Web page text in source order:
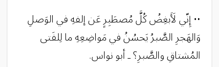
•• إِنّي لَأَبغِضُ كُلَّ مُصطَبِرٍ عَن إلفهِ في الوَصلِ
وَالهَجرِ الصَّبرُ يَحسُنُ في مَواضِعِهِ ما لِلفَتى
المُشتاقِ والصَّبرِ؟ ـ أبو نواس.